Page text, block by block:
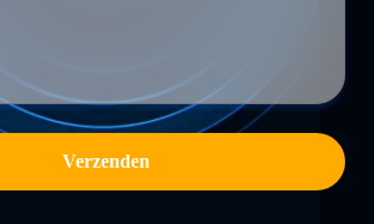
Verzenden